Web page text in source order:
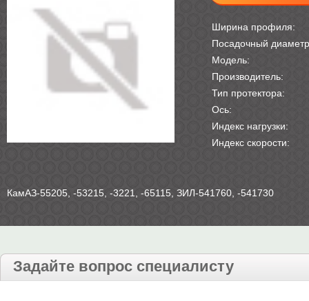
Ширина профиля:
Посадочный
Модель:
Производитель:
Тип протектора:
Ось:
Индекс нагрузки:
Индекс скорости:
КамАЗ-55205, -53215, -3221, -65115, ЗИЛ-541760, -541730
Задайте вопрос специалисту